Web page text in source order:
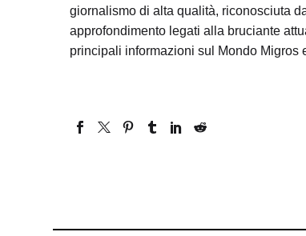
giornalismo di alta qualità, riconosciuta
approfondimento legati alla bruciante
principali informazioni sul Mondo Migros